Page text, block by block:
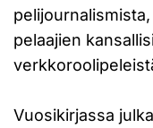
pelaajien
Vuosikirjassa